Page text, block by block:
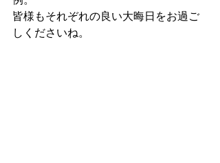
皆様もそれぞれの良い大晦日をお過ご
しくださいね。